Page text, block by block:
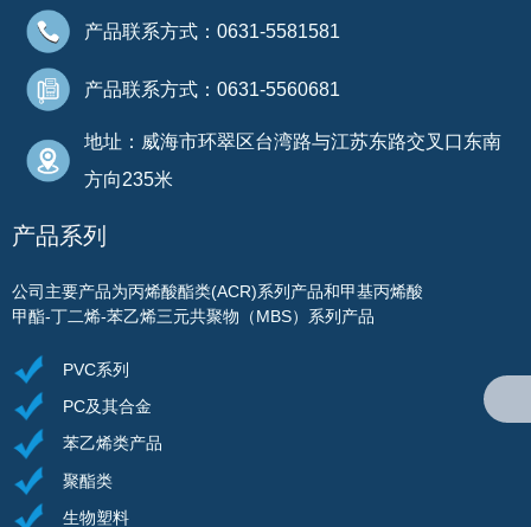
产品联系方式：0631-5581581
产品联系方式：0631-5560681
地址：威海市环翠区台湾路与江苏东路交叉口东南
方向235米
产品系列
公司主要产品为丙烯酸酯类(ACR)系列产品和甲基丙烯酸
甲酯-丁二烯-苯乙烯三元共聚物（MBS）系列产品
PVC系列
PC及其合金
苯乙烯类产品
聚酯类
生物塑料